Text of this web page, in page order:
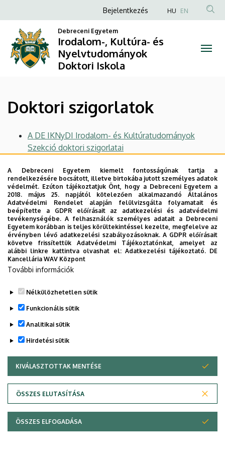
szigorlatok
Irodalom-,
és
Nyelvtudományok
Doktori
Iskola
a
tartalomra
Anonim
fiók
menüje
Bejelentkezés HU EN
Debreceni Egyetem
Irodalom-, Kultúra- és
Nyelvtudományok
Doktori Iskola
Doktori szigorlatok
A DE IKNyDI Irodalom- és Kultúratudományok
Szekció doktori szigorlatai
szigorlatai
Legutóbbi frissítés: 2026. 01. 26. 01:32
Adatvédelem
Szerzői jog © 2026 Unideb
A Debreceni Egyetem kiemelt fontosságúnak tartja a
rendelkezésére bocsátott, illetve birtokába jutott személyes adatok
védelmét. Ezúton tájékoztatjuk Önt, hogy a Debreceni Egyetem a
2018. május 25. napjától kötelezően alkalmazandó Általános
Adatvédelmi Rendelet alapján felülvizsgálta folyamatait és
beépítette a GDPR előírásait az adatkezelési és adatvédelmi
tevékenységébe. A felhasználók személyes adatait a Debreceni
Egyetem korábban is teljes körültekintéssel kezelte, megfelelve az
érvényben lévő adatkezelési szabályozásoknak. A GDPR előírásait
követve frissítettük Adatvédelmi Tájékoztatónkat, amelyet az
alábbi linkre kattintva olvashat el:Adatkezelési tájékoztató. DE
Kancellária WAV Központ
További információk
Nélkülözhetetlen sütik
Funkcionális sütik
Analitikai sütik
Hirdetési sütik
KIVÁLASZTOTTAK MENTÉSE
ÖSSZES ELUTASÍTÁSA
WITHDRAW CONSENT
ÖSSZES ELFOGADÁSA